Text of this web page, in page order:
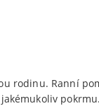
rodinu. Ranní